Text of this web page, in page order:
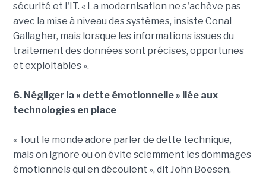
sécurité et l'IT. « La modernisation ne s'achève pas
avec la mise à niveau des systèmes, insiste Conal
Gallagher, mais lorsque les informations issues du
traitement des données sont précises, opportunes
et exploitables ».
6. Négliger la « dette émotionnelle » liée aux
technologies en place
« Tout le monde adore parler de dette technique,
mais on ignore ou on évite sciemment les dommages
émotionnels qui en découlent », dit John Boesen,